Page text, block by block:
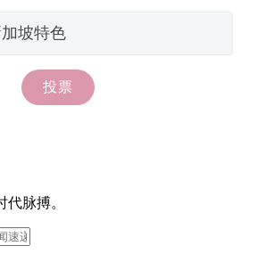
脉搏。